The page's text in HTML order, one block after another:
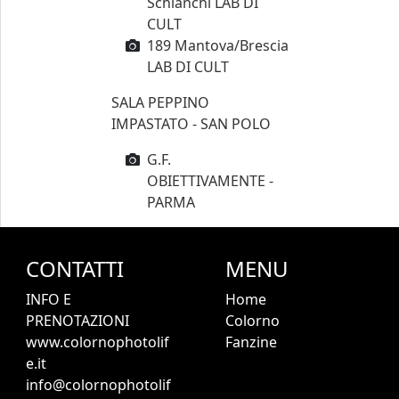
CULT
189 Mantova/Brescia
LAB DI CULT
SALA PEPPINO
IMPASTATO - SAN POLO
G.F.
OBIETTIVAMENTE -
PARMA
CONTATTI
INFO E
PRENOTAZIONI
www.colornophotolif
e.it
info@colornophotolif
MENU
Home
Colorno
Fanzine